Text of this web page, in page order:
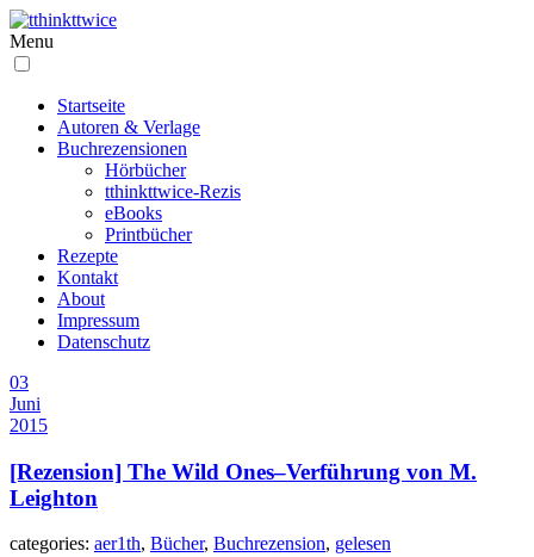
Menu
Startseite
Autoren & Verlage
Buchrezensionen
Hörbücher
tthinkttwice-Rezis
eBooks
Printbücher
Rezepte
Kontakt
About
Impressum
Datenschutz
03
Juni
2015
[Rezension] The Wild Ones–Verführung von M.
Leighton
categories: aer1th, Bücher, Buchrezension, gelesen